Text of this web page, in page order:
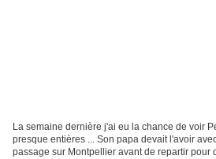
La semaine dernière j'ai eu la chance de voir
presque entières ... Son papa devait l'avoir
passage sur Montpellier avant de repartir pour